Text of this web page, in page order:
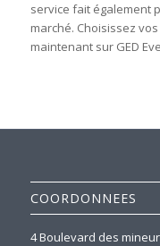
service fait également
marché. Choisissez vos
maintenant sur GED
COORDONNEES
4 Boulevard des